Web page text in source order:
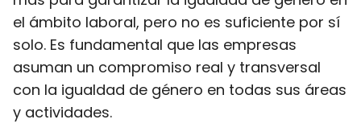
el ámbito laboral, pero no es suficiente por sí
solo. Es fundamental que las empresas
asuman un compromiso real y transversal
con la igualdad de género en todas sus áreas
y actividades.